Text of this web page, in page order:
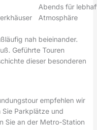
Abends für
Atmosphäre
nah beieinander.
Geführte Touren
dieser besonderen
empfehlen wir
Sie Parkplätze und
Sie an der Metro-Station